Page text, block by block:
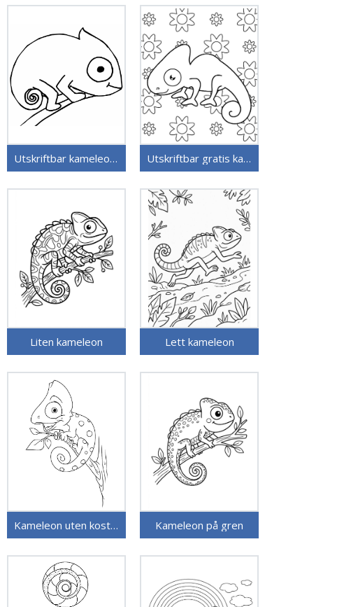
Utskriftbar kameleon uten kostnad Utskriftbar gratis kameleon
Liten kameleon Lett kameleon
Kameleon uten kostnad Kameleon på gren